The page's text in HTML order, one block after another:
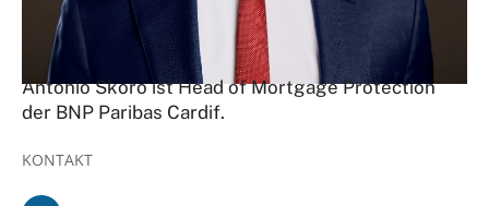
Antonio Skoro ist Head of Mortgage Protection
der BNP Paribas Cardif.
KONTAKT